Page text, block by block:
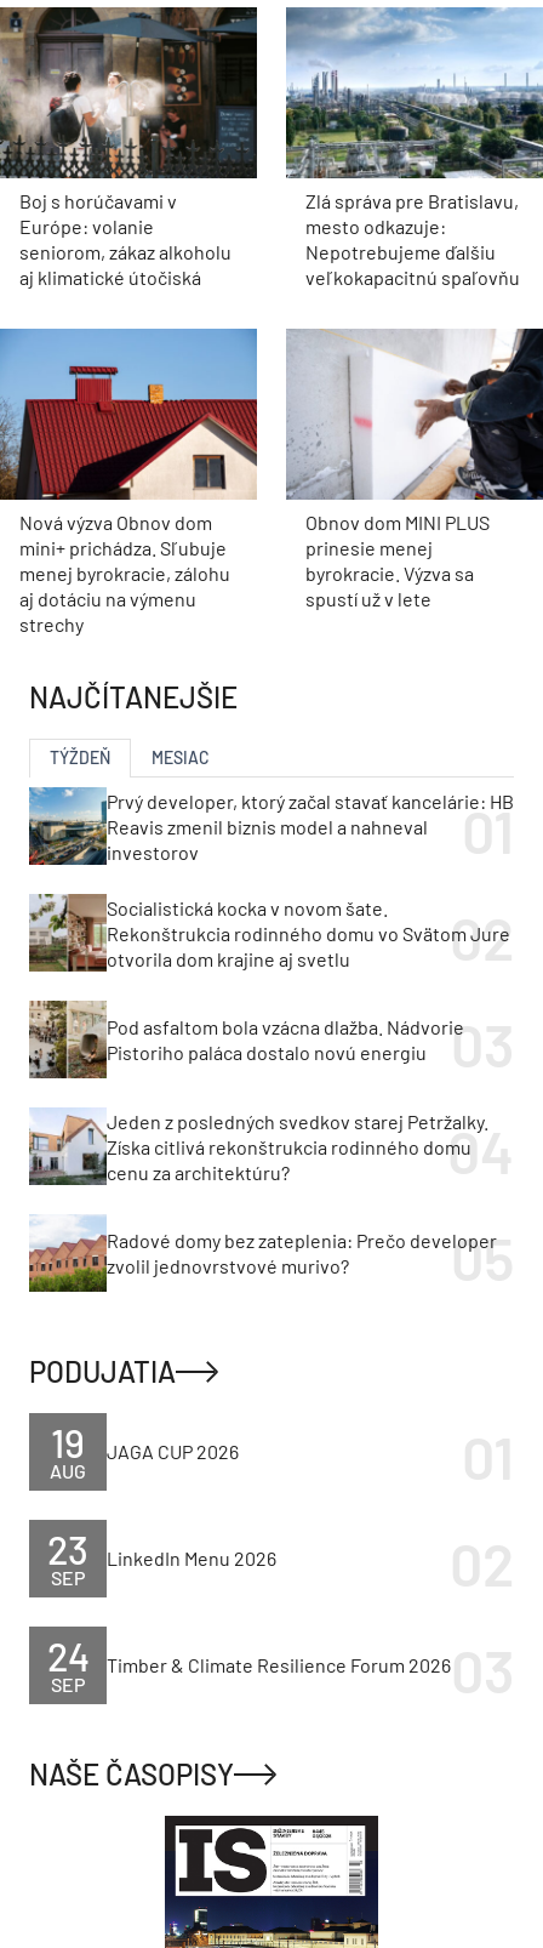
Boj s horúčavami v
Európe: volanie
seniorom, zákaz alkoholu
aj klimatické útočiská
Zlá správa pre Bratislavu,
mesto odkazuje:
Nepotrebujeme ďalšiu
veľkokapacitnú spaľovňu
Nová výzva Obnov dom
mini+ prichádza. Sľubuje
menej byrokracie, zálohu
aj dotáciu na výmenu
strechy
Obnov dom MINI PLUS
prinesie menej
byrokracie. Výzva sa
spustí už v lete
NAJČÍTANEJŠIE
TÝŽDEŇ MESIAC
Prvý developer, ktorý začal stavať kancelárie: HB
Reavis zmenil biznis model a nahneval
investorov
Socialistická kocka v novom šate.
Rekonštrukcia rodinného domu vo Svätom Jure
otvorila dom krajine aj svetlu
Pod asfaltom bola vzácna dlažba. Nádvorie
Pistoriho paláca dostalo novú energiu
Jeden z posledných svedkov starej Petržalky.
Získa citlivá rekonštrukcia rodinného domu
cenu za architektúru?
Radové domy bez zateplenia: Prečo developer
zvolil jednovrstvové murivo?
PODUJATIA
AUG
19 JAGA CUP 2026
SEP
23 LinkedIn Menu 2026
SEP
24 Timber & Climate Resilience Forum 2026
NAŠE ČASOPISY